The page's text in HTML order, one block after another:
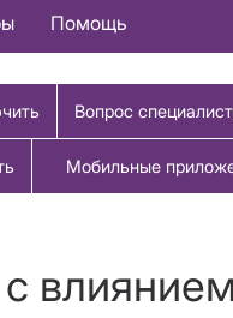
Помощь
Вопрос
Мобильные